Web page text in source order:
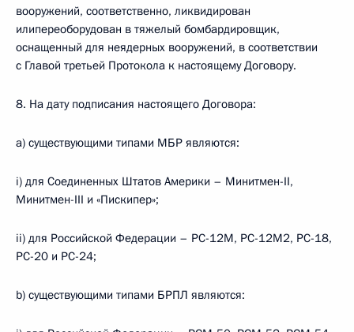
вооружений, соответственно, ликвидирован
илипереоборудован в тяжелый бомбардировщик,
оснащенный для неядерных вооружений, в соответствии
с Главой третьей Протокола к настоящему Договору.
8. На дату подписания настоящего Договора:
а) существующими типами МБР являются:
i) для Соединенных Штатов Америки – Минитмен-II,
Минитмен-III и «Пискипер»;
ii) для Российской Федерации – РС-12М, РС-12М2, РС-18,
РС-20 и РС-24;
b) существующими типами БРПЛ являются: